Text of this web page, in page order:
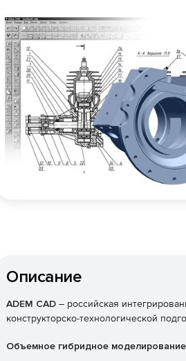
Описание
ADEM CAD – российская
конструкторско-технологической
Объемное гибридное моделирование